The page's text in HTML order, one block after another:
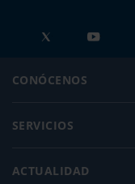
CONÓCENOS
SERVICIOS
ACTUALIDAD